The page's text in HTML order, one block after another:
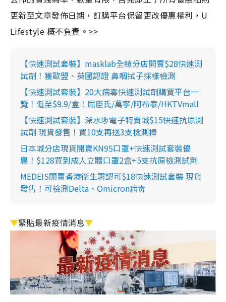
更新至文章發佈日期，訂購平台保留更改優惠權利，U
Lifestyle 概不負責。>>
【快速測試套裝】masklab全線分店開賣$28快速測
試劑！獲歐盟、英國認證 鼻咽拭子採樣檢測
【快速測試套裝】20大病毒快速測試劑購買平台一
覽！低至$9.9/盒！屈臣氏/萬寧/阿布泰/HKTVmall
【快速測試套裝】深水埗電子特賣城$15快速抗原測
試劑 現貨發售！買10支再送3支檢測棒
日本城分店現貨開賣KN95口罩+快速測試套裝優
惠！$128買到成人立體口罩2盒+5支抗原檢測試劑
MEDEIS開賣香港衛生署認可$18快速測試套裝 現貨
發售！可檢測Delta、Omicron病毒
▼緊貼最新疫情消息▼